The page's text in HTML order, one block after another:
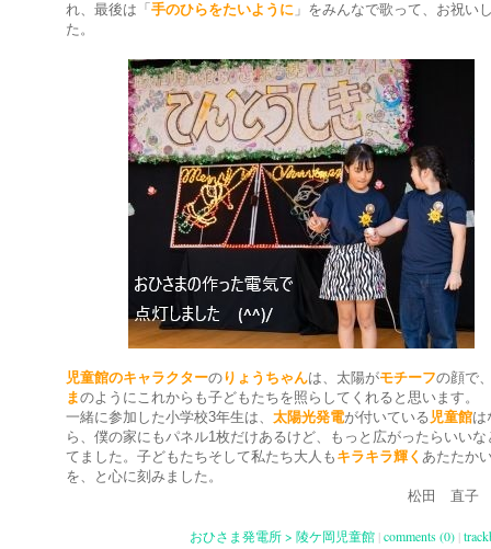
れ、最後は「 手のひらをたいように 」をみんなで歌って、お祝い
た。
児童館のキャラクターのりょうちゃんは、太陽がモチーフの顔で
まのようにこれからも子どもたちを照らしてくれると思います。
一緒に参加した小学校3年生は、 太陽光発電が付いている 児童館は
ら、僕の家にもパネル1枚だけあるけど、もっと広がったらいいな
てました。子どもたちそして私たち大人も キラキラ輝く あたたか
を、と心に刻みました。
松田 直子
おひさま発電所 > 陵ケ岡児童館 |comments (0) |